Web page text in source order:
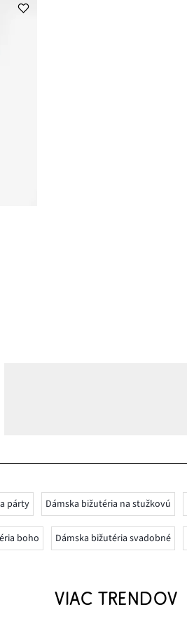
párty Dámska bižutéria na stužkovú
boho Dámska bižutéria svadobné
VIAC TRENDOV